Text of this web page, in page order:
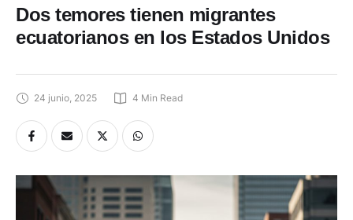
ecuatorianos en los Estados Unidos
24 junio, 2025 4 Min Read